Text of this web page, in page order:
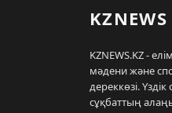
KZNEWS.KZ -
мәдени және
дереккөзі.
сұқбаттың